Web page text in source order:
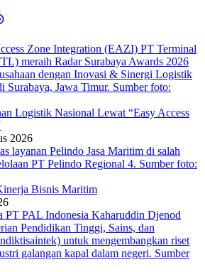
Logistik Nasional Lewat “Easy Access
2026
Bisnis Maritim